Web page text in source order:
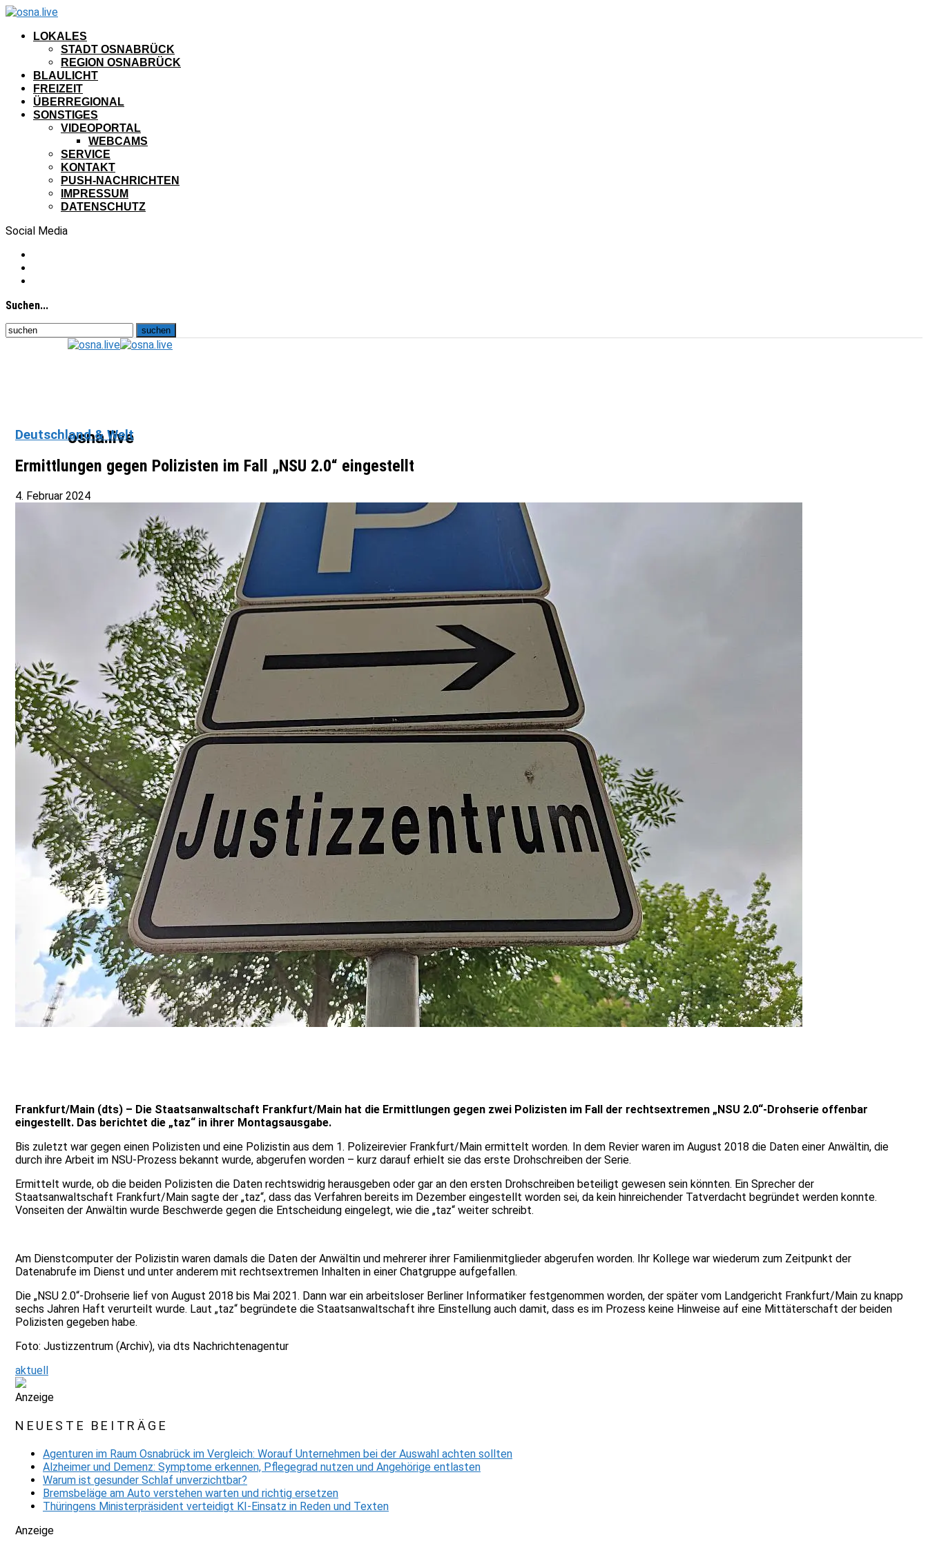
LOKALES
STADT OSNABRÜCK
REGION OSNABRÜCK
BLAULICHT
FREIZEIT
ÜBERREGIONAL
SONSTIGES
VIDEOPORTAL
WEBCAMS
SERVICE
KONTAKT
PUSH-NACHRICHTEN
IMPRESSUM
DATENSCHUTZ
Social Media
Suchen...
osna.live
Deutschland & Welt
Ermittlungen gegen Polizisten im Fall „NSU 2.0“ eingestellt
4. Februar 2024
Frankfurt/Main (dts) – Die Staatsanwaltschaft Frankfurt/Main hat die Ermittlungen gegen zwei Polizisten im Fall der rechtsextremen „NSU 2.0“-Drohserie offenbar
eingestellt. Das berichtet die „taz“ in ihrer Montagsausgabe.
Bis zuletzt war gegen einen Polizisten und eine Polizistin aus dem 1. Polizeirevier Frankfurt/Main ermittelt worden. In dem Revier waren im August 2018 die Daten einer Anwältin, die
durch ihre Arbeit im NSU-Prozess bekannt wurde, abgerufen worden – kurz darauf erhielt sie das erste Drohschreiben der Serie.
Ermittelt wurde, ob die beiden Polizisten die Daten rechtswidrig herausgeben oder gar an den ersten Drohschreiben beteiligt gewesen sein könnten. Ein Sprecher der
Staatsanwaltschaft Frankfurt/Main sagte der „taz“, dass das Verfahren bereits im Dezember eingestellt worden sei, da kein hinreichender Tatverdacht begründet werden konnte.
Vonseiten der Anwältin wurde Beschwerde gegen die Entscheidung eingelegt, wie die „taz“ weiter schreibt.
Am Dienstcomputer der Polizistin waren damals die Daten der Anwältin und mehrerer ihrer Familienmitglieder abgerufen worden. Ihr Kollege war wiederum zum Zeitpunkt der
Datenabrufe im Dienst und unter anderem mit rechtsextremen Inhalten in einer Chatgruppe aufgefallen.
Die „NSU 2.0“-Drohserie lief von August 2018 bis Mai 2021. Dann war ein arbeitsloser Berliner Informatiker festgenommen worden, der später vom Landgericht Frankfurt/Main zu knapp
sechs Jahren Haft verurteilt wurde. Laut „taz“ begründete die Staatsanwaltschaft ihre Einstellung auch damit, dass es im Prozess keine Hinweise auf eine Mittäterschaft der beiden
Polizisten gegeben habe.
Foto: Justizzentrum (Archiv), via dts Nachrichtenagentur
aktuell
Anzeige
NEUESTE BEITRÄGE
Agenturen im Raum Osnabrück im Vergleich: Worauf Unternehmen bei der Auswahl achten sollten
Alzheimer und Demenz: Symptome erkennen, Pflegegrad nutzen und Angehörige entlasten
Warum ist gesunder Schlaf unverzichtbar?
Bremsbeläge am Auto verstehen warten und richtig ersetzen
Thüringens Ministerpräsident verteidigt KI-Einsatz in Reden und Texten
Anzeige